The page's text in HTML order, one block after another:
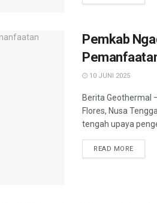
Pemkab
10 JUNI 2025
Berita Geothermal
Flores, Nusa
tengah upaya
READ MORE